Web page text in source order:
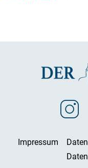
Impressum